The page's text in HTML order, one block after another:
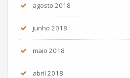
agosto 2018
junho 2018
maio 2018
abril 2018